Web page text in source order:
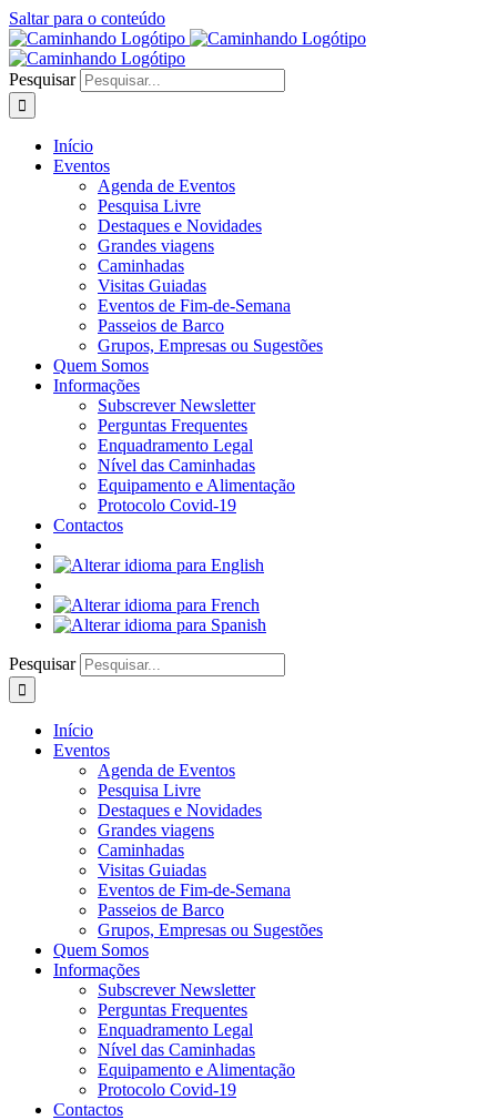
Saltar para o conteúdo
Pesquisar
Início
Eventos
Agenda de Eventos
Pesquisa Livre
Destaques e Novidades
Grandes viagens
Caminhadas
Visitas Guiadas
Eventos de Fim-de-Semana
Passeios de Barco
Grupos, Empresas ou Sugestões
Quem Somos
Informações
Subscrever Newsletter
Perguntas Frequentes
Enquadramento Legal
Nível das Caminhadas
Equipamento e Alimentação
Protocolo Covid-19
Contactos
Pesquisar
Início
Eventos
Agenda de Eventos
Pesquisa Livre
Destaques e Novidades
Grandes viagens
Caminhadas
Visitas Guiadas
Eventos de Fim-de-Semana
Passeios de Barco
Grupos, Empresas ou Sugestões
Quem Somos
Informações
Subscrever Newsletter
Perguntas Frequentes
Enquadramento Legal
Nível das Caminhadas
Equipamento e Alimentação
Protocolo Covid-19
Contactos